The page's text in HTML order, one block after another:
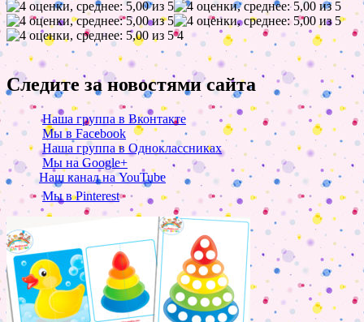
4
Следите за новостями сайта
Наша группа в Вконтакте
Мы в Facebook
Наша группа в Одноклассниках
Мы на Google+
Наш канал на YouTube
Мы в Pinterest